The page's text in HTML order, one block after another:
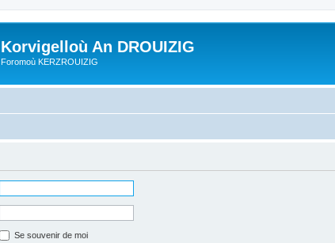
Korvigelloù An DROUIZIG
Foromoù KERZROUIZIG
Se souvenir de moi